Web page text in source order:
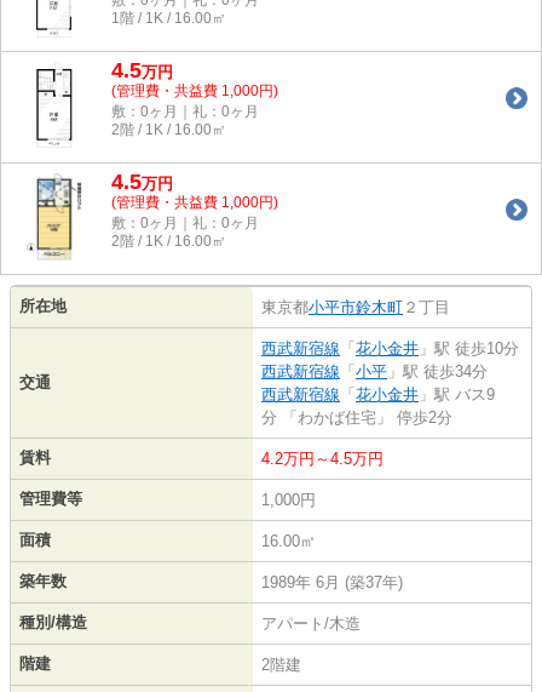
1階 / 1K / 16.00㎡
4.5万円
(管理費・共益費 1,000円)
敷：0ヶ月｜礼：0ヶ月
2階 / 1K / 16.00㎡
4.5万円
(管理費・共益費 1,000円)
敷：0ヶ月｜礼：0ヶ月
2階 / 1K / 16.00㎡
所在地 東京都小平市鈴木町 ２丁目
交通
西武新宿線 「 花小金井 」駅 徒歩10分
西武新宿線 「 小平 」駅 徒歩34分
西武新宿線 「 花小金井 」駅 バス9
分 「わかば住宅」 停歩2分
賃料 4.2万円～4.5万円
管理費等 1,000円
面積 16.00㎡
築年数 1989年 6月 (築37年)
種別/構造 アパート/木造
階建 2階建